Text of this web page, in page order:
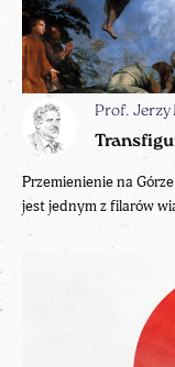
Prof. Jerzy
Przemienienie na
jest jednym z filarów